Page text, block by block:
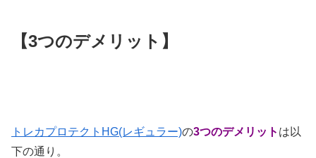
【3つのデメリット】
トレカプロテクトHG(レギュラー)の3つのデメリット は以
下の通り。